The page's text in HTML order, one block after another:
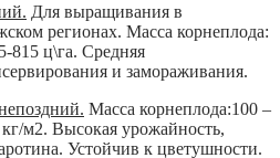
Для выращивания в
регионах. Масса корнеплода:
815 ц\га. Средняя
и замораживания.
Масса корнеплода:100 –
м2. Высокая урожайность,
Устойчив к цветушности.